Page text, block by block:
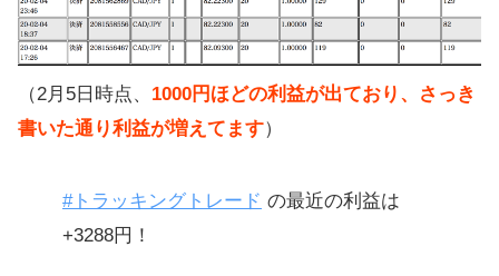
（2月5日時点、 1000円ほどの利益が出ており、さっき
書いた通り利益が増えてます）
#トラッキングトレード の最近の利益は
+3288円！